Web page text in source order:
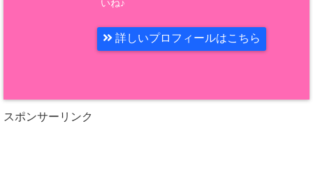
いね♪
詳しいプロフィールはこちら
スポンサーリンク